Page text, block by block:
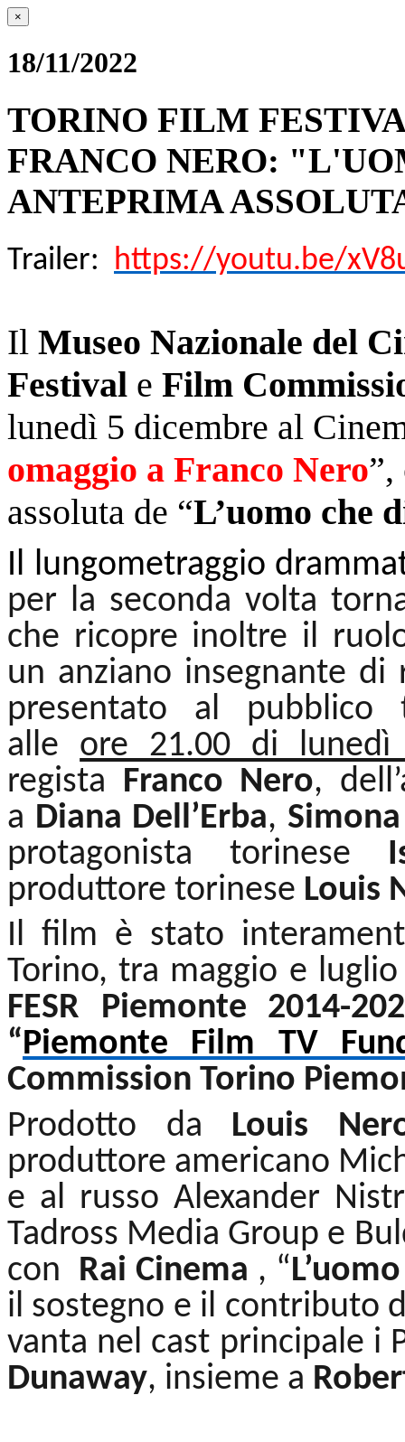
×
18/11/2022
TORINO FILM
FRANCO NERO:
ANTEPRIMA
Trailer: https://youtu.be/
Il Museo Nazionale del
Festival e Film
lunedì 5 dicembre al
omaggio a Franco Nero”,
assoluta de “L’uomo che
Il lungometraggio
per la seconda volta
che ricopre inoltre il
un anziano insegnante
presentato al pubblico
alle ore 21.00 di lunedì
regista Franco Nero,
a Diana Dell’Erba,
protagonista torinese
produttore torinese Louis
Il film è stato
Torino, tra maggio e
FESR Piemonte 2014-
“Piemonte Film TV
Commission Torino
Prodotto da Louis
produttore americano
e al russo Alexander
Tadross Media Group e
con Rai Cinema , “
il sostegno e il contributo
vanta nel cast principale i
Dunaway, insieme a